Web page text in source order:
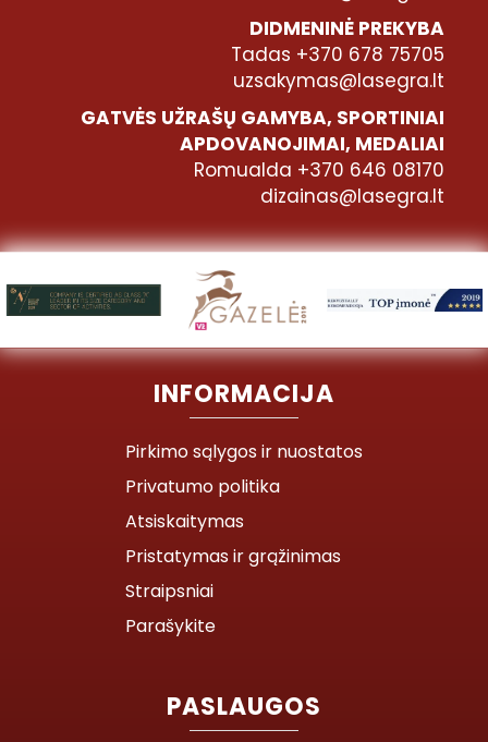
DIDMENINĖ PREKYBA
Tadas +370 678 75705
uzsakymas@lasegra.lt
GATVĖS UŽRAŠŲ GAMYBA, SPORTINIAI
APDOVANOJIMAI, MEDALIAI
Romualda +370 646 08170
dizainas@lasegra.lt
INFORMACIJA
Pirkimo sąlygos ir nuostatos
Privatumo politika
Atsiskaitymas
Pristatymas ir grąžinimas
Straipsniai
Parašykite
PASLAUGOS